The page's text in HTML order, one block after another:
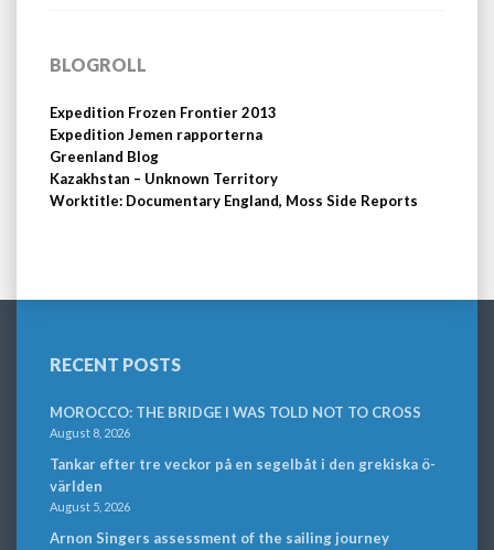
BLOGROLL
Expedition Frozen Frontier 2013
Expedition Jemen rapporterna
Greenland Blog
Kazakhstan – Unknown Territory
Worktitle: Documentary England, Moss Side Reports
RECENT POSTS
MOROCCO: THE BRIDGE I WAS TOLD NOT TO CROSS
August 8, 2026
Tankar efter tre veckor på en segelbåt i den grekiska ö-
världen
August 5, 2026
Arnon Singers assessment of the sailing journey